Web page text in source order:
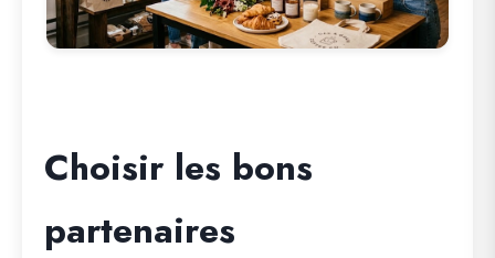
Choisir les bons
partenaires